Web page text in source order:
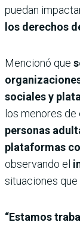
puedan
los derechos
Mencionó que
sociales y
los menores de
personas
plataformas
observando el
situaciones que
“Estamos